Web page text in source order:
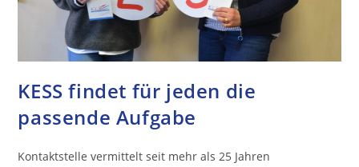
KESS findet für jeden die
passende Aufgabe
Kontaktstelle vermittelt seit mehr als 25 Jahren